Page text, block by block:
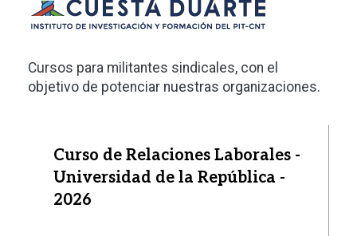
Cursos para militantes sindicales, con el
objetivo de potenciar nuestras organizaciones.
Curso de Relaciones Laborales -
Universidad de la República -
2026